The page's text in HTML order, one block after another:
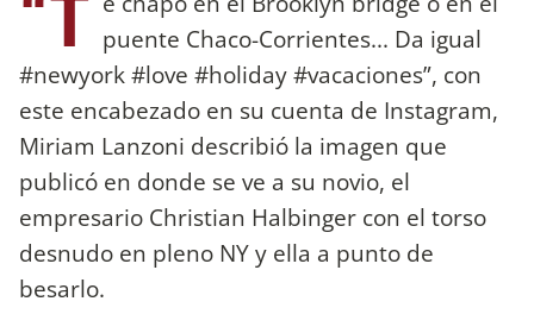
“T puente Chaco-Corrientes... Da igual
#newyork #love #holiday #vacaciones”, con
este encabezado en su cuenta de Instagram,
Miriam Lanzoni describió la imagen que
publicó en donde se ve a su novio, el
empresario Christian Halbinger con el torso
desnudo en pleno NY y ella a punto de
besarlo.